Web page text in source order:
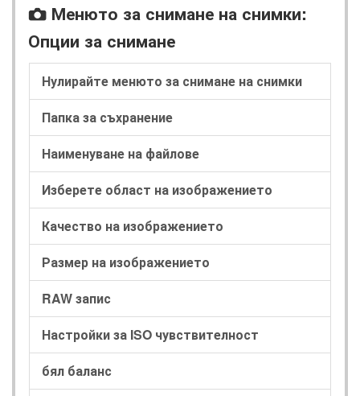
C Менюто за снимане на снимки:
Опции за снимане
Нулирайте менюто за снимане на снимки
Папка за съхранение
Наименуване на файлове
Изберете област на изображението
Качество на изображението
Размер на изображението
RAW запис
Настройки за ISO чувствителност
бял баланс